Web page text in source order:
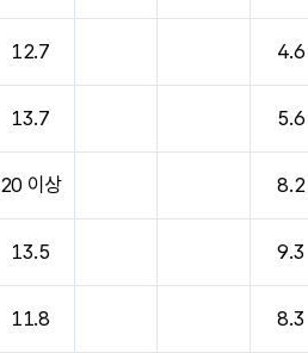
12.7 4.6
13.7 5.6
20 이상 8.2
13.5 9.3
11.8 8.3